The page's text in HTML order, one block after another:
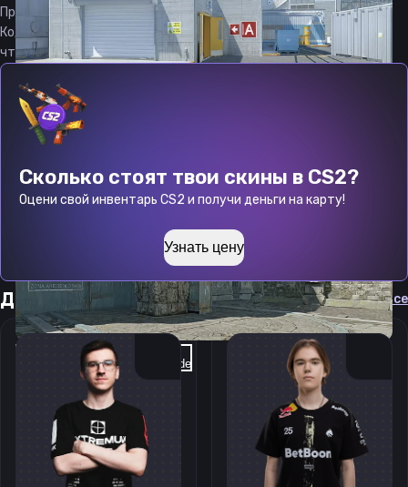
Previous slide Next slide
Прицел gadfly является актуальным на
07.08.2026
Код прицела
CS 2 стараемся еженедельно обновлять,
чтобы вы могли играть с актуальными настройками игрока.
Сколько стоят твои скины в CS2?
Оцени свой инвентарь CS2 и получи деньги на карту!
Узнать цену
Другие прицелы Cмотреть все